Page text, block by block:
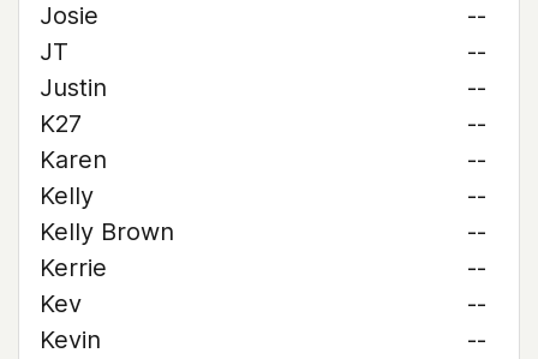
Josie
--
JT
--
Justin
--
K27
--
Karen
--
Kelly
--
Kelly Brown
--
Kerrie
--
Kev
--
Kevin
--